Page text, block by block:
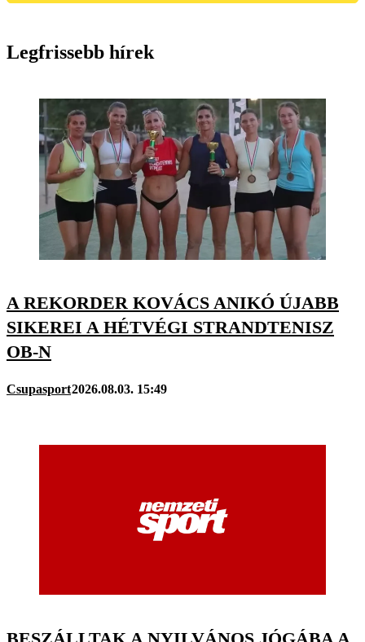
Legfrissebb hírek
A REKORDER KOVÁCS ANIKÓ ÚJABB
SIKEREI A HÉTVÉGI STRANDTENISZ
OB-N
Csupasport2026.08.03. 15:49